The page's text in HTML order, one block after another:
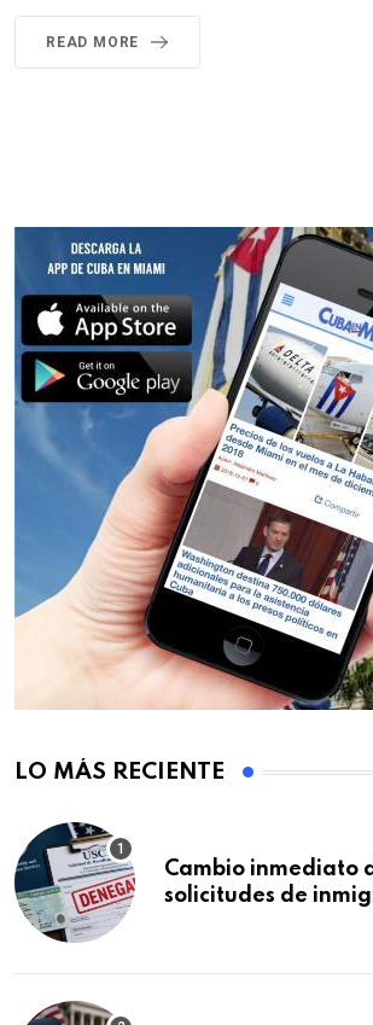
READ MORE
LO MÁS RECIENTE
Cambio inmediato
solicitudes de